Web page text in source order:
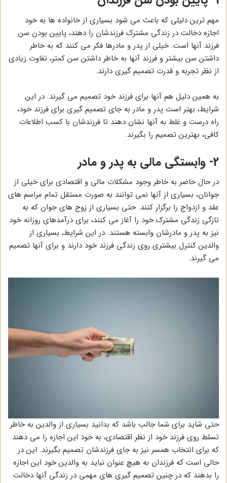
مهم ترین دلیلی که باعث می شود بسیاری از خانواده ها به خود
اجازه دخالت در زندگی مشترک فرزندشان را دهند، پایین بودن سن
فرزند آنها است. خیلی از پدر و مادرها فکر می کنند که به خاطر
داشتن سن بیشتر و فرزند آنها به خاطر داشتن سن کمتر، تفاوت زیادی
از نظر تجربه و قدرت تصمیم گیری دارند.
به همین دلیل هم آنها برای فرزند خود تصمیم می گیرند. در این
شرایط، بهتر است پدر و مادر به جای تصمیم گیری برای فرزند خود،
راه درست و غلط به آنها نشان دهند تا فرزندشان با کسب اطلاعات
کافی، بهترین تصمیم را بگیرند.
2- وابستگی مالی به پدر و مادر
در حال حاضر به خاطر وجود مشکلات مالی و اقتصادی برای خیلی از
جوانان، بسیاری از آنها نمی توانند به صورت مستقل تمام مراسم های
عقد و ازدواج را برگزار کنند. حتی بسیاری از زوج های جوان که به
تازگی زندگی مشترک خود را آغاز می کنند، برای درآمدهای روزانه خود
نیز به پدر و مادرشان وابسته هستند. در این شرایط، بسیاری از
والدین کنترل بیشتری روی زندگی فرزند خود دارند و برای آنها تصمیم
می گیرند.
حتی شاید برای شما جالب باشد که بدانید بسیاری از والدین به خاطر
تسلط روی فرزند خود از نظر اقتصادی، به خود این اجازه را می دهند
که برای انتخاب همسر نیز به جای فرزندشان تصمیم بگیرند. این در
حالی است که فرزندان به هیچ عنوان نباید به والدین خود این اجازه
را بدهند که در چنین تصمیم گیری های مهمی در زندگی آنها دخالت